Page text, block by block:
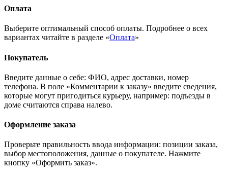
Оплата
Выберите оптимальный способ оплаты. Подробнее о всех
вариантах читайте в разделе «Оплата»
Покупатель
Введите данные о себе: ФИО, адрес доставки, номер
телефона. В поле «Комментарии к заказу» введите сведения,
которые могут пригодиться курьеру, например: подъезды в
доме считаются справа налево.
Оформление заказа
Проверьте правильность ввода информации: позиции заказа,
выбор местоположения, данные о покупателе. Нажмите
кнопку «Оформить заказ».